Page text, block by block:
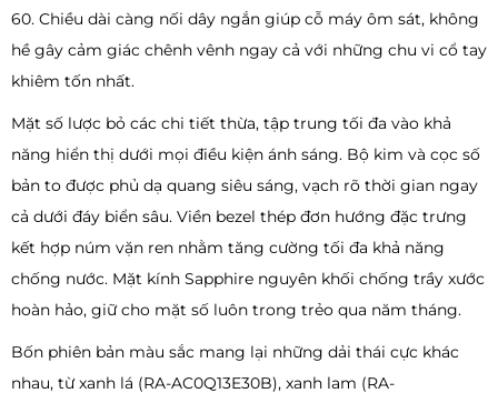
60. Chiều dài càng nối dây ngắn giúp cỗ máy ôm sát, không
hề gây cảm giác chênh vênh ngay cả với những chu vi cổ tay
khiêm tốn nhất.
Mặt số lược bỏ các chi tiết thừa, tập trung tối đa vào khả
năng hiển thị dưới mọi điều kiện ánh sáng. Bộ kim và cọc số
bản to được phủ dạ quang siêu sáng, vạch rõ thời gian ngay
cả dưới đáy biển sâu. Viền bezel thép đơn hướng đặc trưng
kết hợp núm vặn ren nhằm tăng cường tối đa khả năng
chống nước. Mặt kính Sapphire nguyên khối chống trầy xước
hoàn hảo, giữ cho mặt số luôn trong trẻo qua năm tháng.
Bốn phiên bản màu sắc mang lại những dải thái cực khác
nhau, từ xanh lá (RA-AC0Q13E30B), xanh lam (RA-